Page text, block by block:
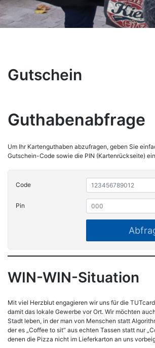
Gutschein
Guthabenabfrage
Um Ihr Kartenguthaben abzufragen, geben Sie
Gutschein-Code sowie die PIN (Kartenrückseite)
Code
Pin
WIN-WIN-Situation
Mit viel Herzblut engagieren wir uns für die
damit das lokale Gewerbe vor Ort. Wir möchten
Stadt leben, in der man von Menschen statt
der es „Coffee to sit“ aus echten Tassen statt nur
denen die Pizza nicht im Lieferkarton an uns